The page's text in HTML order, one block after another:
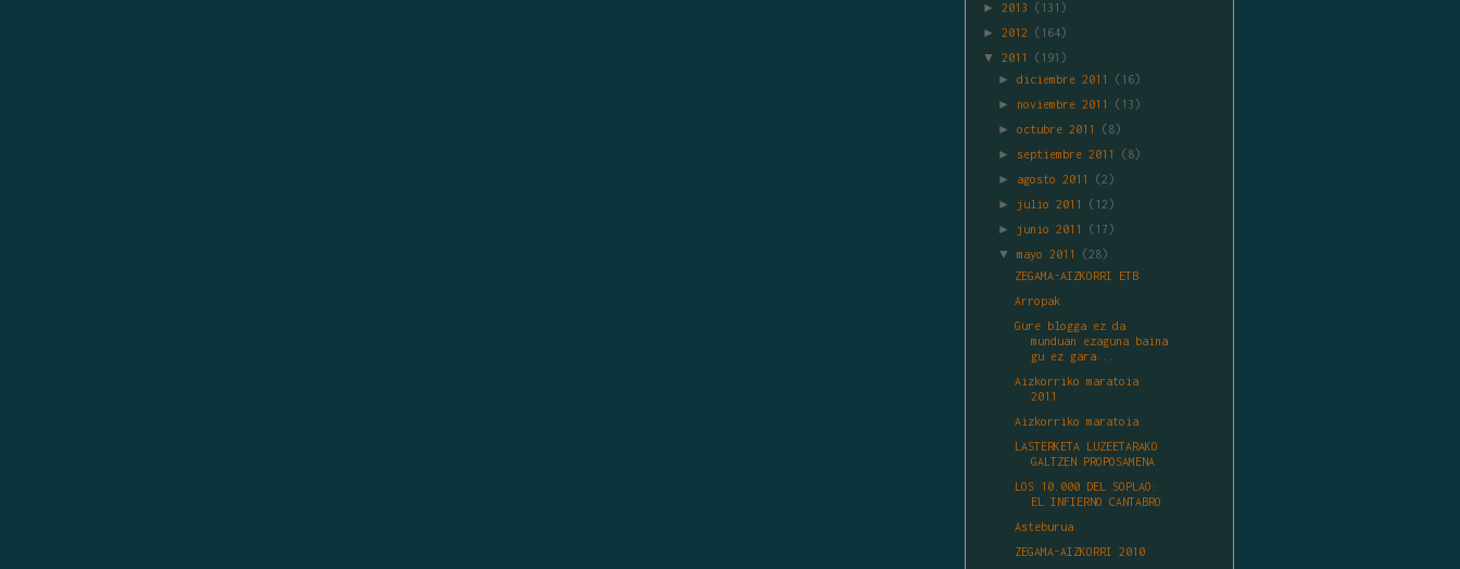
► 2013 (131)
► 2012 (164)
▼ 2011 (191)
►diciembre 2011 (16)
► noviembre 2011 (13)
►octubre 2011 (8)
► septiembre 2011 (8)
► agosto 2011 (2)
► julio 2011 (12)
► junio 2011 (17)
▼mayo 2011 (28)
ZEGAMA-AIZKORRI ETB
Arropak
Gure blogga ez da
munduan ezaguna baina
gu ez gara...
Aizkorriko maratoia
2011
Aizkorriko maratoia
LASTERKETA LUZEETARAKO
GALTZEN PROPOSAMENA
LOS 10.000 DEL SOPLAO:
EL INFIERNO CANTABRO
Asteburua
ZEGAMA-AIZKORRI 2010